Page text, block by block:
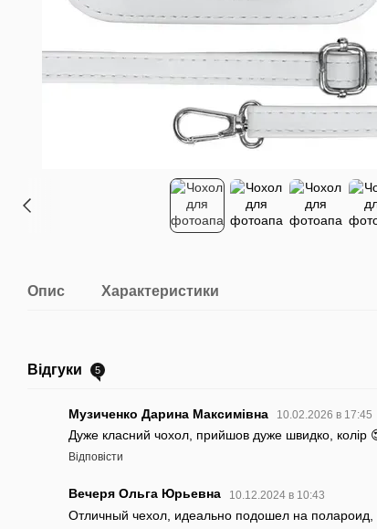
Опис Характеристики
Відгуки 5
Музиченко Дарина Максимівна 10.02.2026 в 17:45
Дуже класний чохол, прийшов дуже швидко, колір
Відповісти
Вечеря Ольга Юрьевна 10.12.2024 в 10:43
Отличный чехол, идеально подошел на полароид,